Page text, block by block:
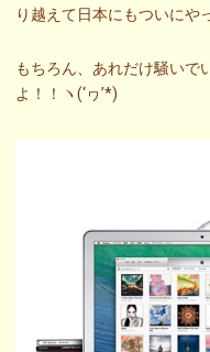
り越えて日本にもついにや
もちろん、あれだけ騒いで
よ！！ヽ(‘ヮ’*)ゝ